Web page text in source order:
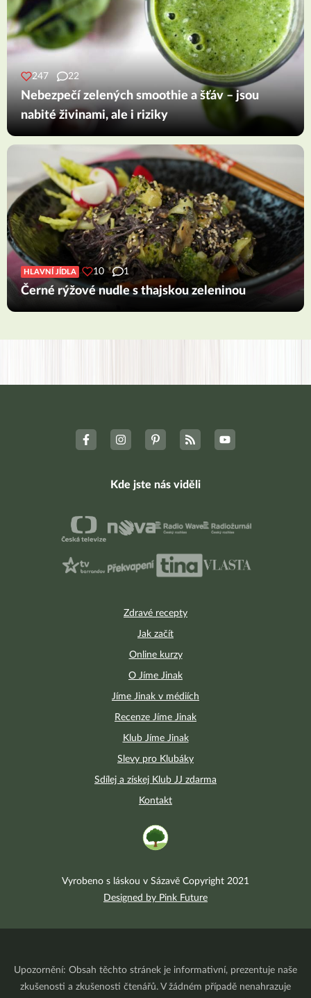
247 22
Nebezpečí zelených smoothie a šťáv – jsou
nabité živinami, ale i riziky
HLAVNÍ JÍDLA 10 1
Černé rýžové nudle s thajskou zeleninou
Zdravé recepty
Jak začít
Online kurzy
O Jíme Jinak
Jíme Jinak v médiích
Recenze Jíme Jinak
Klub Jíme Jinak
Slevy pro Klubáky
Sdílej a získej Klub JJ zdarma
Kontakt
Kde jste nás viděli
Vyrobeno s láskou v Sázavě Copyright 2021
Designed by Pink Future
Upozornění: Obsah těchto stránek je informativní, prezentuje naše
zkušenosti a zkušenosti čtenářů. V žádném případě nenahrazuje